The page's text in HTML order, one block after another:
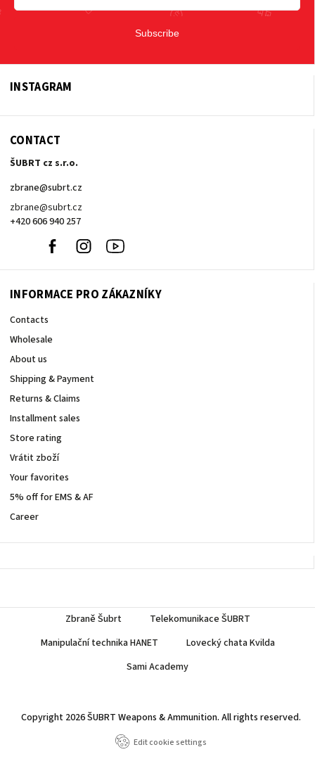
Subscribe
INSTAGRAM
CONTACT
ŠUBRT cz s.r.o.
zbrane@subrt.cz
zbrane@subrt.cz
+420 606 940 257
+420
940
Facebook Instagram
INFORMACE PRO ZÁKAZNÍKY
Contacts
Wholesale
About us
Shipping & Payment
Returns & Claims
Installment sales
Store rating
Vrátit zboží
Your favorites
5% off for EMS & AF
Career
Zbraně Šubrt
Telekomunikace ŠUBRT
Manipulační technika HANET
Lovecký chata Kvilda
Sami Academy
Copyright 2026ŠUBRT Weapons & Ammunition. All rights reserved.
Edit cookie settings